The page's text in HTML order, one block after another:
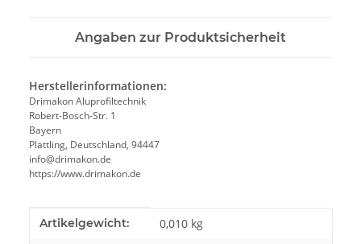
Angaben zur Produktsicherheit
Herstellerinformationen:
Drimakon Aluprofiltechnik
Robert-Bosch-Str. 1
Bayern
Plattling, Deutschland, 94447
info@drimakon.de
https://www.drimakon.de
Produkteigenschaft
Wert
Artikelgewicht: 0,010 kg